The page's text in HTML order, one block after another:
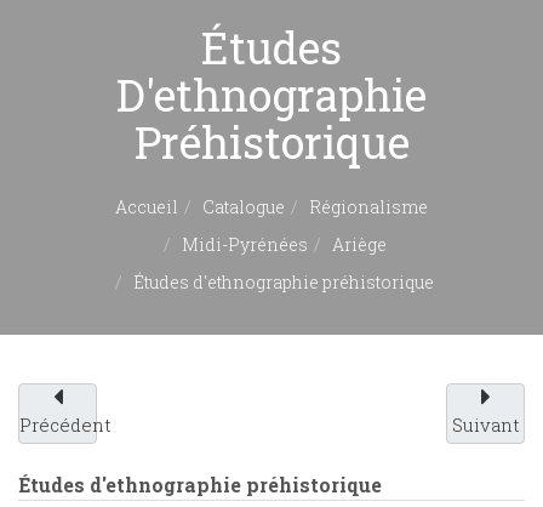
Études
D'ethnographie
Préhistorique
Accueil Catalogue
Régionalisme
Midi-Pyrénées
Ariège
Études d'ethnographie préhistorique
Précédent Suivant
Études d'ethnographie préhistorique